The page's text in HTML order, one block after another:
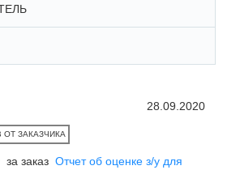
28.09.2020
ОТ ЗАКАЗЧИКА
за заказ Отчет об оценке з/у для